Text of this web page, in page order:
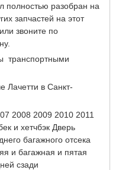
полностью разобран на
запчастей на этот
звоните по
транспортными
Лачетти в Санкт-
2008 2009 2010 2011
и хетчбэк Дверь
багажного отсека
и багажная и пятая
сзади